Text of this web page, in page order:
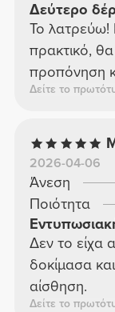
Δεύτερο
Το λατρεύω!
πρακτικό,
προπόνηση
Δείτε το
2026-04-06
Άνεση
Ποιότητα
Δεν το είχα
δοκίμασα
αίσθηση.
Δείτε το